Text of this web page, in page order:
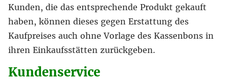
Kunden, die das entsprechende Produkt gekauft
haben, können dieses gegen Erstattung des
Kaufpreises auch ohne Vorlage des Kassenbons in
ihren Einkaufsstätten zurückgeben.
Kundenservice